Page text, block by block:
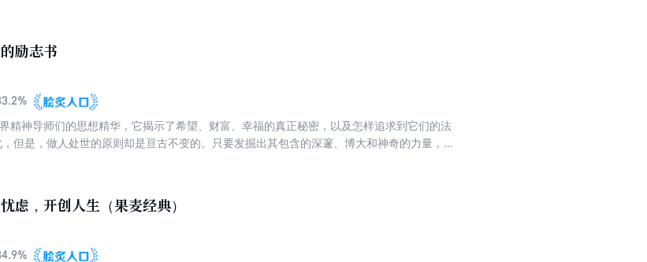
励志书
精神导师们的思想精华，它揭示了希望、财富、幸福的真正秘密，以及怎样追求到它们的法
但是，做人处世的原则却是亘古不变的。只要发掘出其包含的深邃、博大和神奇的力量，就
虑，开创人生（果麦经典）